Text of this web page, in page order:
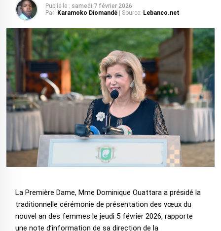
Publié le : samedi 7 février 2026
Par: Karamoko Diomandé | Source: Lebanco.net
La Première Dame, Mme Dominique Ouattara a présidé la
traditionnelle cérémonie de présentation des vœux du
nouvel an des femmes le jeudi 5 février 2026, rapporte
une note d’information de sa direction de la